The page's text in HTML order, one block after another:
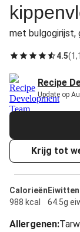
met bulgogirijst,
4.5(
Recipe
Update op
Krijg tot
Calorieën
988 kcal
Eiwitten
64.5g
Allergenen: